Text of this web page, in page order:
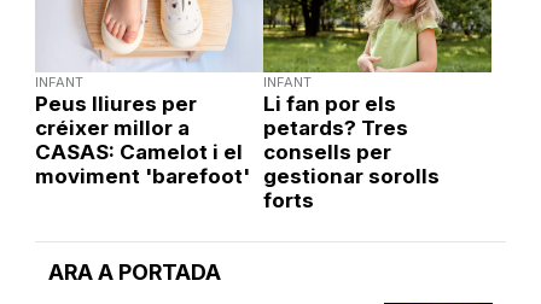
ARA A PORTADA
INFANT
Peus lliures per
créixer millor a
CASAS: Camelot i el
moviment 'barefoot'
INFANT
Li fan por els
petards? Tres
consells per
gestionar sorolls
forts